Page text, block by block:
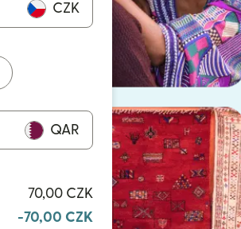
CZK
QAR
70,00 CZK
-70,00 CZK